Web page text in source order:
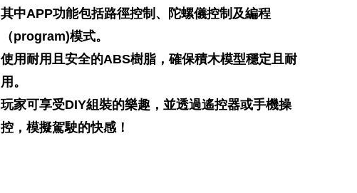
其中APP功能包括路徑控制、陀螺儀控制及編程
（program)模式。
使用耐用且安全的ABS樹脂，確保積木模型穩定且耐
用。
玩家可享受DIY組裝的樂趣，並透過遙控器或手機操
控，模擬駕駛的快感！